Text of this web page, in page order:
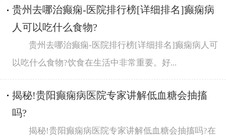
贵州去哪治癫痫-医院排行榜[详细排名]癫痫病
人可以吃什么食物?
贵州去哪治癫痫-医院排行榜[详细排名]癫痫病人可
以吃什么食物?饮食在生活中非常重要。好...
揭秘!贵阳癫痫病医院专家讲解低血糖会抽搐
吗?
揭秘!贵阳癫痫病医院专家讲解低血糖会抽搐吗?在